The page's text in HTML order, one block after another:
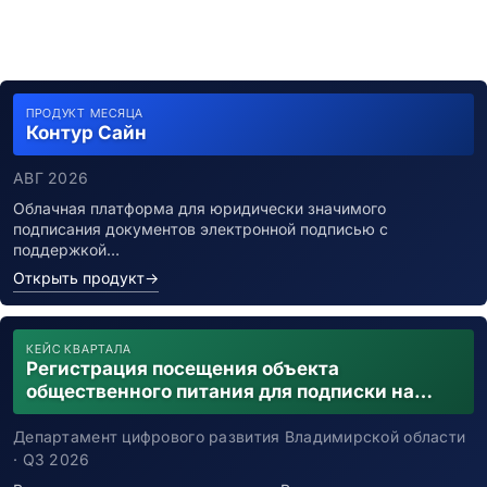
ПРОДУКТ МЕСЯЦА
Контур Сайн
АВГ 2026
Облачная платформа для юридически значимого
подписания документов электронной подписью с
поддержкой…
Открыть продукт→
КЕЙС КВАРТАЛА
Регистрация посещения объекта
общественного питания для подписки на
уведомления о возможном контакте с
заболевшим новой коронавирусной
инфекцией
Департамент цифрового развития Владимирской области
· Q3 2026